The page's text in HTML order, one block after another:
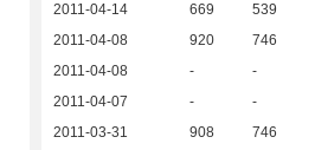
2011-04-14
669 539
2011-04-08
920 746
2011-04-08
- -
2011-04-07
- -
2011-03-31
908 746